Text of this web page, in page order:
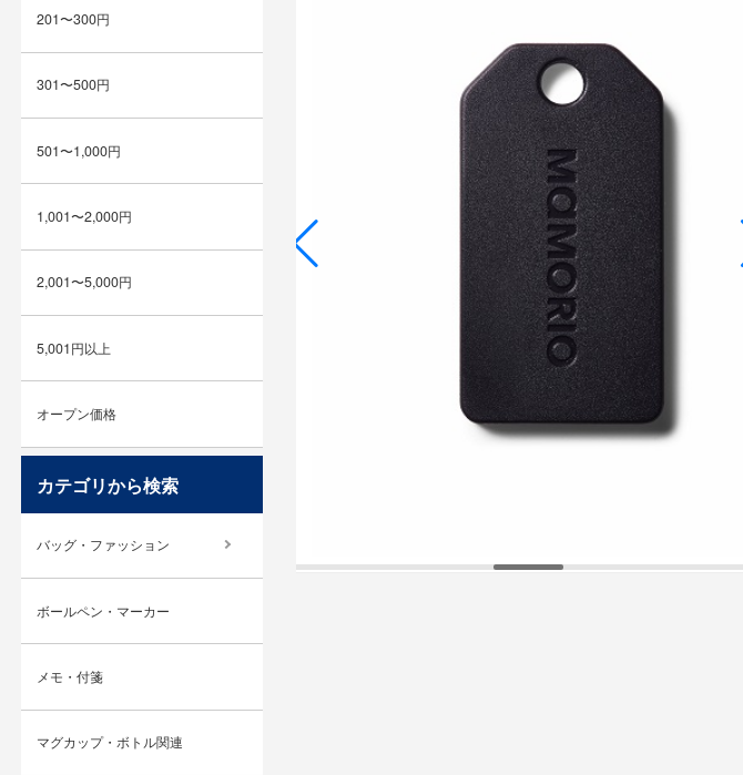
201〜300円
301〜500円
501〜1,000円
1,001〜2,000円
2,001〜5,000円
5,001円以上
オープン価格
カテゴリから検索
バッグ・ファッション
ボールペン・マーカー
メモ・付箋
マグカップ・ボトル関連